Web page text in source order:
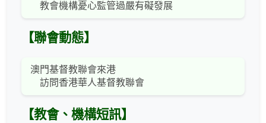
教會機構憂心監管過嚴有礙發展
【聯會動態】
澳門基督教聯會來港
訪問香港華人基督教聯會
【教會、機構短訊】